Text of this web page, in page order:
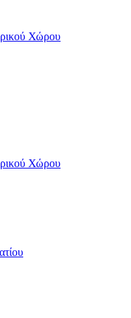
Χώρου
Χώρου